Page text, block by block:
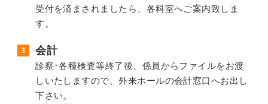
受付を済まされましたら、各科室へご案内致しま
す。
会計
診察･各種検査等終了後、係員からファイルをお渡
しいたしますので、外来ホールの会計窓口へお出し
下さい。